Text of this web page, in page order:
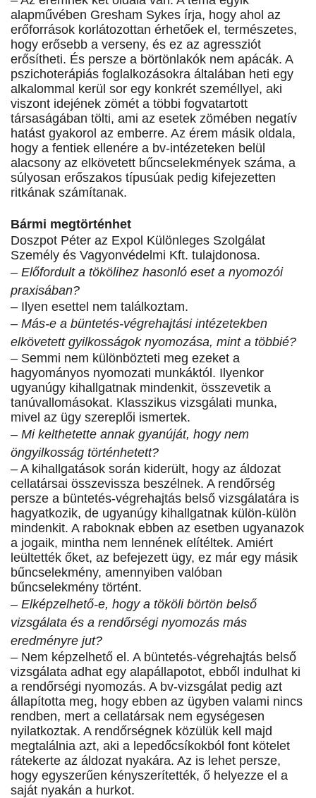
alapművében Gresham Sykes írja, hogy ahol az
erőforrások korlátozottan érhetőek el, természetes,
hogy erősebb a verseny, és ez az agressziót
erősítheti. És persze a börtönlakók nem apácák. A
pszichoterápiás foglalkozásokra általában heti egy
alkalommal kerül sor egy konkrét személlyel, aki
viszont idejének zömét a többi fogvatartott
társaságában tölti, ami az esetek zömében negatív
hatást gyakorol az emberre. Az érem másik oldala,
hogy a fentiek ellenére a bv-intézeteken belül
alacsony az elkövetett bűncselekmények száma, a
súlyosan erőszakos típusúak pedig kifejezetten
ritkának számítanak.
Bármi megtörténhet
Doszpot Péter az Expol Különleges Szolgálat
Személy és Vagyonvédelmi Kft. tulajdonosa.
– Előfordult a tökölihez hasonló eset a nyomozói
praxisában?
– Ilyen esettel nem találkoztam.
– Más-e a büntetés-végrehajtási intézetekben
elkövetett gyilkosságok nyomozása, mint a többié?
– Semmi nem különbözteti meg ezeket a
hagyományos nyomozati munkáktól. Ilyenkor
ugyanúgy kihallgatnak mindenkit, összevetik a
tanúvallomásokat. Klasszikus vizsgálati munka,
mivel az ügy szereplői ismertek.
– Mi kelthetette annak gyanúját, hogy nem
öngyilkosság történhetett?
– A kihallgatások során kiderült, hogy az áldozat
cellatársai összevissza beszélnek. A rendőrség
persze a büntetés-végrehajtás belső vizsgálatára is
hagyatkozik, de ugyanúgy kihallgatnak külön-külön
mindenkit. A raboknak ebben az esetben ugyanazok
a jogaik, mintha nem lennének elítéltek. Amiért
leültették őket, az befejezett ügy, ez már egy másik
bűncselekmény, amennyiben valóban
bűncselekmény történt.
– Elképzelhető-e, hogy a tököli börtön belső
vizsgálata és a rendőrségi nyomozás más
eredményre jut?
– Nem képzelhető el. A büntetés-végrehajtás belső
vizsgálata adhat egy alapállapotot, ebből indulhat ki
a rendőrségi nyomozás. A bv-vizsgálat pedig azt
állapította meg, hogy ebben az ügyben valami nincs
rendben, mert a cellatársak nem egységesen
nyilatkoztak. A rendőrségnek közülük kell majd
megtalálnia azt, aki a lepedőcsíkokból font kötelet
rátekerte az áldozat nyakára. Az is lehet persze,
hogy egyszerűen kényszerítették, ő helyezze el a
saját nyakán a hurkot.